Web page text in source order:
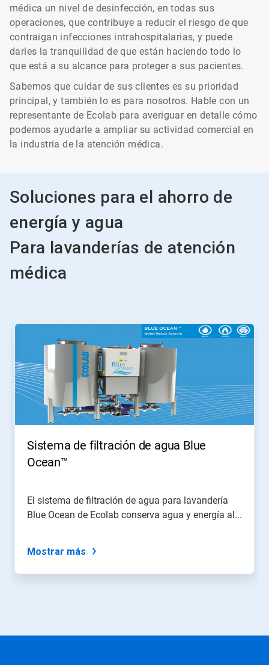
médica un nivel de desinfección, en todas sus
operaciones, que contribuye a reducir el riesgo de que
contraigan infecciones intrahospitalarias, y puede
darles la tranquilidad de que están haciendo todo lo
que está a su alcance para proteger a sus pacientes.
Sabemos que cuidar de sus clientes es su prioridad
principal, y también lo es para nosotros. Hable con un
representante de Ecolab para averiguar en detalle cómo
podemos ayudarle a ampliar su actividad comercial en
la industria de la atención médica.
Soluciones para el ahorro de
energía y agua
Para lavanderías de atención
médica
Sistema de filtración de agua Blue
Ocean™
El sistema de filtración de agua para lavandería
Blue Ocean de Ecolab conserva agua y energía al...
Mostrar más